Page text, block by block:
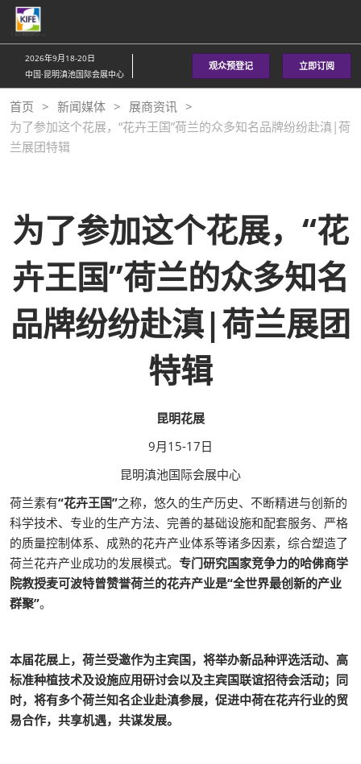
直
接
跳
至
内
容
2026年9月18-20日
中国·昆明滇池国际会展中心
观众预登记 立即订阅
首页 新闻媒体
展商资讯
为了参加这个花展，“花卉王国”荷兰的众多知名品牌纷纷赴滇|荷
兰展团特辑
为了参加这个花展，“花
卉王国”荷兰的众多知名
品牌纷纷赴滇|荷兰展团
特辑
昆明花展
9月15-17日
昆明滇池国际会展中心
荷兰素有“花卉王国”之称，悠久的生产历史、不断精进与创新的
科学技术、专业的生产方法、完善的基础设施和配套服务、严格
的质量控制体系、成熟的花卉产业体系等诸多因素，综合塑造了
荷兰花卉产业成功的发展模式。 专门研究国家竞争力的哈佛商学
院教授麦可波特曾赞誉荷兰的花卉产业是“全世界最创新的产业
群聚”。
本届花展上，荷兰受邀作为主宾国，将举办新品种评选活动、高
标准种植技术及设施应用研讨会以及主宾国联谊招待会活动；同
时，将有多个荷兰知名企业赴滇参展，促进中荷在花卉行业的贸
易合作，共享机遇，共谋发展。